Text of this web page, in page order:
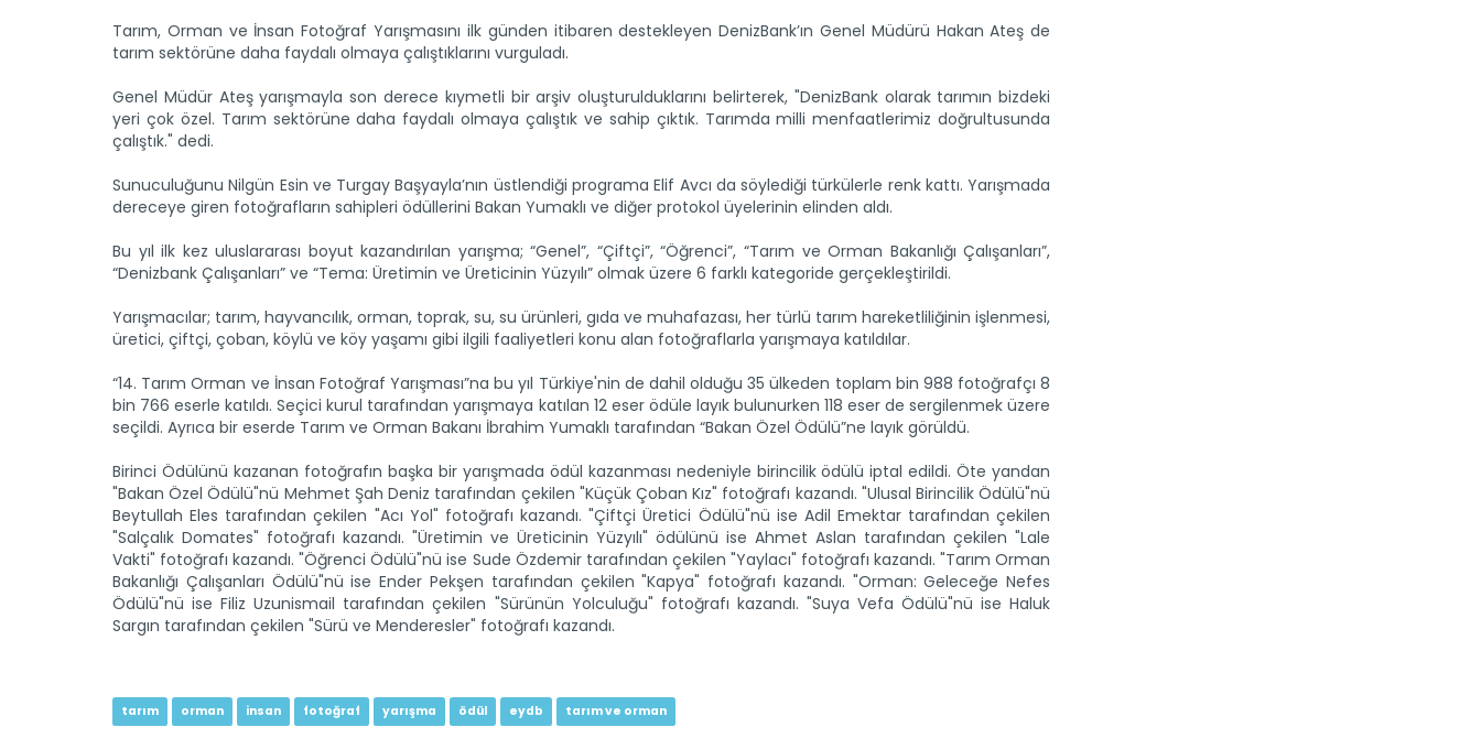
Tarım, Orman ve İnsan Fotoğraf Yarışmasını ilk günden itibaren destekleyen DenizBank’ın Genel Müdürü Hakan Ateş de
tarım sektörüne daha faydalı olmaya çalıştıklarını vurguladı.
Genel Müdür Ateş yarışmayla son derece kıymetli bir arşiv oluşturulduklarını belirterek, "DenizBank olarak tarımın bizdeki
yeri çok özel. Tarım sektörüne daha faydalı olmaya çalıştık ve sahip çıktık. Tarımda milli menfaatlerimiz doğrultusunda
çalıştık." dedi.
Sunuculuğunu Nilgün Esin ve Turgay Başyayla’nın üstlendiği programa Elif Avcı da söylediği türkülerle renk kattı. Yarışmada
dereceye giren fotoğrafların sahipleri ödüllerini Bakan Yumaklı ve diğer protokol üyelerinin elinden aldı.
Bu yıl ilk kez uluslararası boyut kazandırılan yarışma; “Genel”, “Çiftçi”, “Öğrenci”, “Tarım ve Orman Bakanlığı Çalışanları”,
“Denizbank Çalışanları” ve “Tema: Üretimin ve Üreticinin Yüzyılı” olmak üzere 6 farklı kategoride gerçekleştirildi.
Yarışmacılar; tarım, hayvancılık, orman, toprak, su, su ürünleri, gıda ve muhafazası, her türlü tarım hareketliliğinin işlenmesi,
üretici, çiftçi, çoban, köylü ve köy yaşamı gibi ilgili faaliyetleri konu alan fotoğraflarla yarışmaya katıldılar.
“14. Tarım Orman ve İnsan Fotoğraf Yarışması”na bu yıl Türkiye'nin de dahil olduğu 35 ülkeden toplam bin 988 fotoğrafçı 8
bin 766 eserle katıldı. Seçici kurul tarafından yarışmaya katılan 12 eser ödüle layık bulunurken 118 eser de sergilenmek üzere
seçildi. Ayrıca bir eserde Tarım ve Orman Bakanı İbrahim Yumaklı tarafından “Bakan Özel Ödülü”ne layık görüldü.
Birinci Ödülünü kazanan fotoğrafın başka bir yarışmada ödül kazanması nedeniyle birincilik ödülü iptal edildi. Öte yandan
"Bakan Özel Ödülü"nü Mehmet Şah Deniz tarafından çekilen "Küçük Çoban Kız" fotoğrafı kazandı. "Ulusal Birincilik Ödülü"nü
Beytullah Eles tarafından çekilen "Acı Yol" fotoğrafı kazandı. "Çiftçi Üretici Ödülü"nü ise Adil Emektar tarafından çekilen
"Salçalık Domates" fotoğrafı kazandı. "Üretimin ve Üreticinin Yüzyılı" ödülünü ise Ahmet Aslan tarafından çekilen "Lale
Vakti" fotoğrafı kazandı. "Öğrenci Ödülü"nü ise Sude Özdemir tarafından çekilen "Yaylacı" fotoğrafı kazandı. "Tarım Orman
Bakanlığı Çalışanları Ödülü"nü ise Ender Pekşen tarafından çekilen "Kapya" fotoğrafı kazandı. "Orman: Geleceğe Nefes
Ödülü"nü ise Filiz Uzunismail tarafından çekilen "Sürünün Yolculuğu" fotoğrafı kazandı. "Suya Vefa Ödülü"nü ise Haluk
Sargın tarafından çekilen "Sürü ve Menderesler" fotoğrafı kazandı.
tarım orman insan fotoğraf yarışma ödül eydb tarım ve orman